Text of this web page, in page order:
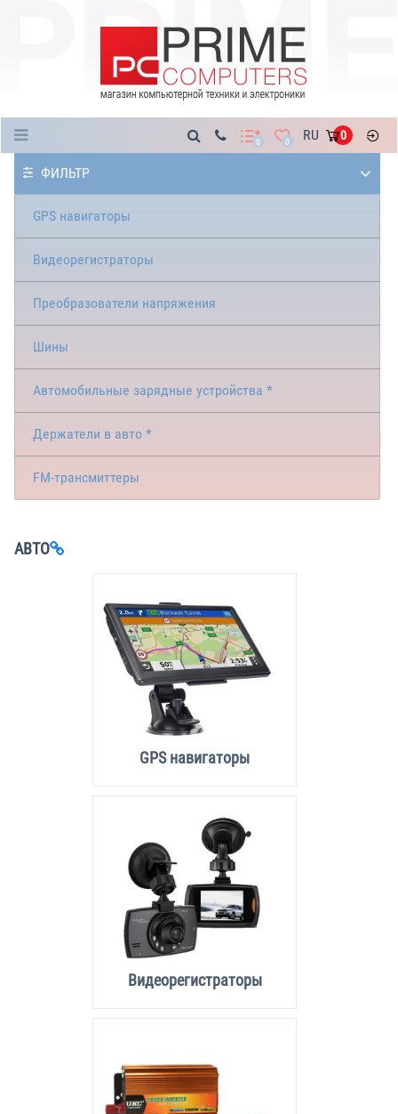
0 0 RU 0
ФИЛЬТР
GPS навигаторы
Видеорегистраторы
Преобразователи напряжения
Шины
Автомобильные зарядные устройства *
Держатели в авто *
FM-трансмиттеры
АВТО
GPS навигаторы
Видеорегистраторы